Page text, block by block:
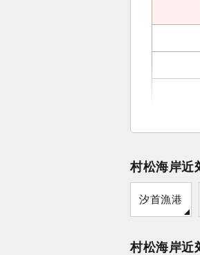
村松海岸近
汐首漁港
村松海岸近